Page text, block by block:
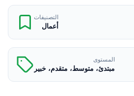
التصنيفات
أعمال
المستوى
مبتدئ، متوسط، متقدم، خبير